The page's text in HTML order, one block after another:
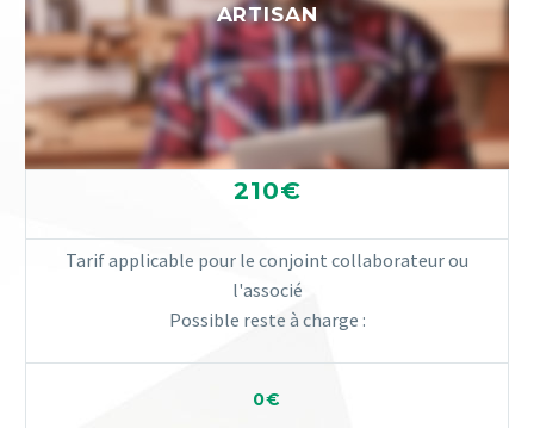
ARTISAN
210€
Tarif applicable pour le conjoint collaborateur ou
l'associé
Possible reste à charge :
0€